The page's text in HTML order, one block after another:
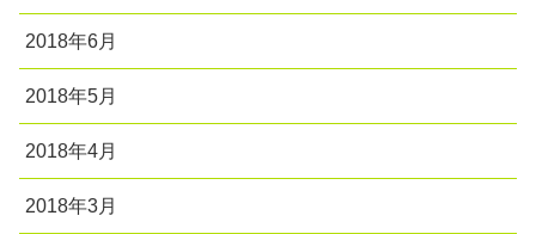
2018年6月
2018年5月
2018年4月
2018年3月